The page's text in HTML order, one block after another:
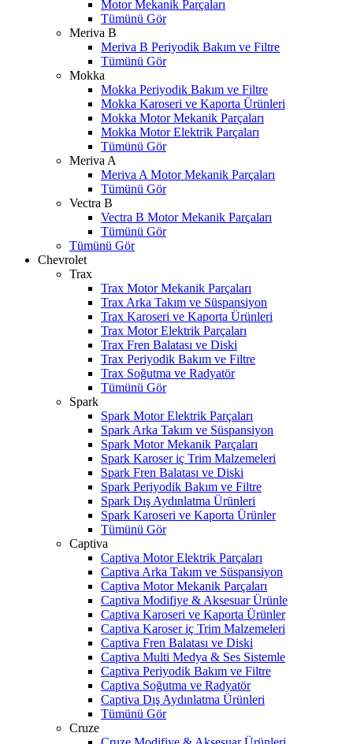
Motor Mekanik Parçaları
Tümünü Gör
Meriva B
Meriva B Periyodik Bakım ve Filtre
Tümünü Gör
Mokka
Mokka Periyodik Bakım ve Filtre
Mokka Karoseri ve Kaporta Ürünleri
Mokka Motor Mekanik Parçaları
Mokka Motor Elektrik Parçaları
Tümünü Gör
Meriva A
Meriva A Motor Mekanik Parçaları
Tümünü Gör
Vectra B
Vectra B Motor Mekanik Parçaları
Tümünü Gör
Tümünü Gör
Chevrolet
Trax
Trax Motor Mekanik Parçaları
Trax Arka Takım ve Süspansiyon
Trax Karoseri ve Kaporta Ürünleri
Trax Motor Elektrik Parçaları
Trax Fren Balatası ve Diski
Trax Periyodik Bakım ve Filtre
Trax Soğutma ve Radyatör
Tümünü Gör
Spark
Spark Motor Elektrik Parçaları
Spark Arka Takım ve Süspansiyon
Spark Motor Mekanik Parçaları
Spark Karoser iç Trim Malzemeleri
Spark Fren Balatası ve Diski
Spark Periyodik Bakım ve Filtre
Spark Dış Aydınlatma Ürünleri
Spark Karoseri ve Kaporta Ürünler
Tümünü Gör
Captiva
Captiva Motor Elektrik Parçaları
Captiva Arka Takım ve Süspansiyon
Captiva Motor Mekanik Parçaları
Captiva Modifiye & Aksesuar Ürünle
Captiva Karoseri ve Kaporta Ürünler
Captiva Karoser iç Trim Malzemeleri
Captiva Fren Balatası ve Diski
Captiva Multi Medya & Ses Sistemle
Captiva Periyodik Bakım ve Filtre
Captiva Soğutma ve Radyatör
Captiva Dış Aydınlatma Ürünleri
Tümünü Gör
Cruze